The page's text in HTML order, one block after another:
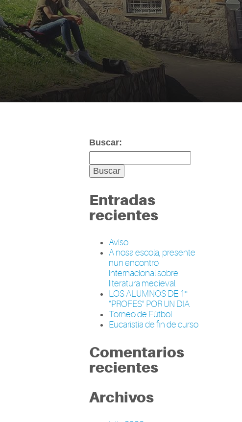
Buscar:
Entradas
recientes
Aviso
A nosa escola, presente
nun encontro
internacional sobre
literatura medieval
LOS ALUMNOS DE 1º
“PROFES” POR UN DIA
Torneo de Fútbol
Eucaristía de fin de curso
Comentarios
recientes
Archivos